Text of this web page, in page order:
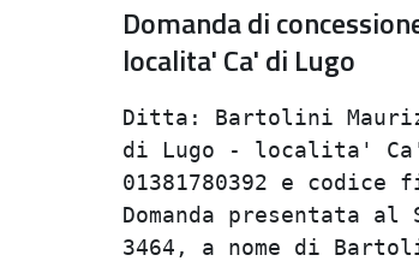
Domanda di
localita' Ca' di Lugo
Ditta: Bartolini
di Lugo - localita'
01381780392
Domanda
3464, a nome di